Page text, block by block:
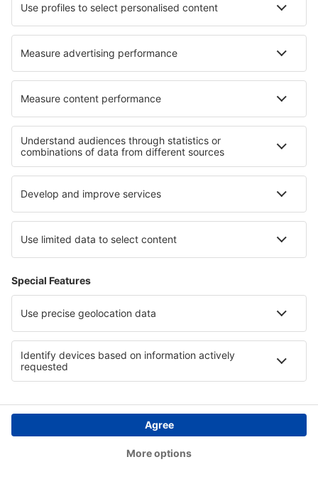
Hotels in Mulberry Hotels in Abama
Hotels in Byron Bay Hotels in Les Rasses
Die besten Hotels - Regionen
Hotels auf den Kanalinseln Hotels in Anglesey
Hotels auf Guernsey Hotels in Nordirland
Hotels in Wales Hotels in Tatras Hotels auf Mauritius
Hotels in den Bayerischen Alpen
Hotels in den Französische Alpen
Copyright © eSkyTravel.de. Alle Rechte vorbehalten.